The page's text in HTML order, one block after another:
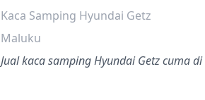
Kaca Samping Hyundai Getz
Maluku
Jual kaca samping Hyundai Getz cuma